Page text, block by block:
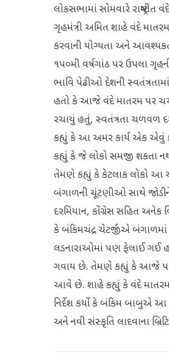
લોકસભામાં સોમવારે
ગૃહમંત્રી અમિત શાહે વંદે
કરવાની યોગ્યતા અને
૧૫૦મી વર્ષગાંઠ પર ઉપલા
ભાવિ પેઢીઓ દેશની
હતો કે આજે વંદે માતરમ પર
રચાયું હતું, સ્વતંત્રતા ચળવળ
કહ્યું કે આ અમર કાર્ય એક એવું
કહ્યું કે જે લોકો સમજી શકતા
તેમણે કહ્યું કે કેટલાક લોકો આ
બંગાળની ચૂંટણીઓ સાથે જોડીને
દરમિયાન, કોંગ્રેસ સહિત અનેક
કે બંકિમચંદ્ર ચેટર્જીએ બંગાળમાં
લડનારાઓમાં પણ ફેલાઈ ગઈ
ગવાય છે. તેમણે કહ્યું કે આજે પણ
આવે છે. શાહે કહ્યું કે વંદે માતરમ
નિર્દેશ કર્યો કે બંકિમ બાબુએ
અને નવી સંસ્કૃતિ લાદવાના